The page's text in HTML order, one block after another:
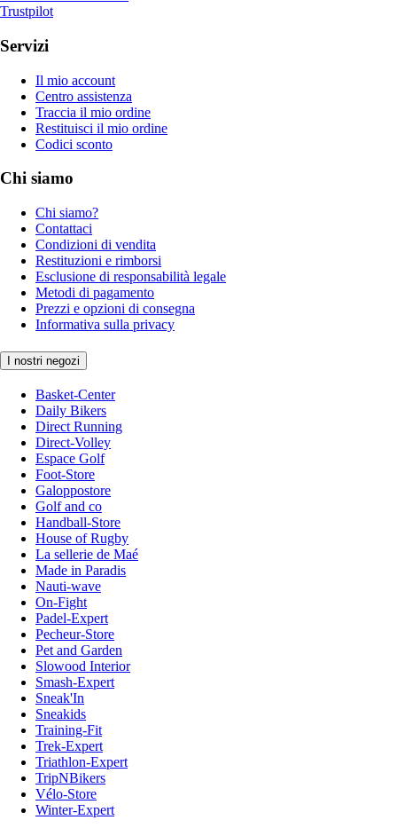
Trustpilot
Servizi
Il mio account
Centro assistenza
Traccia il mio ordine
Restituisci il mio ordine
Codici sconto
Chi siamo
Chi siamo?
Contattaci
Condizioni di vendita
Restituzioni e rimborsi
Esclusione di responsabilità legale
Metodi di pagamento
Prezzi e opzioni di consegna
Informativa sulla privacy
I nostri negozi
Basket-Center
Daily Bikers
Direct Running
Direct-Volley
Espace Golf
Foot-Store
Galoppostore
Golf and co
Handball-Store
House of Rugby
La sellerie de Maé
Made in Paradis
Nauti-wave
On-Fight
Padel-Expert
Pecheur-Store
Pet and Garden
Slowood Interior
Smash-Expert
Sneak'In
Sneakids
Training-Fit
Trek-Expert
Triathlon-Expert
TripNBikers
Vélo-Store
Winter-Expert